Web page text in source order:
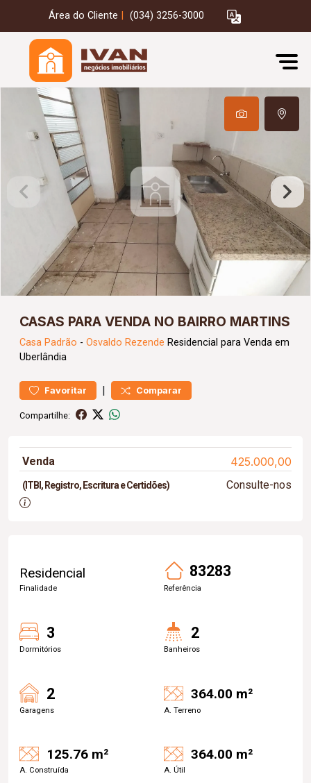
Área do Cliente (034) 3256-3000
CASAS PARA VENDA NO BAIRRO MARTINS
Casa Padrão - Osvaldo Rezende Residencial para Venda em
Uberlândia
Favoritar | Comparar
Compartilhe:
Venda 425.000,00
(ITBI, Registro, Escritura e Certidões) Consulte-nos
Residencial
Finalidade
83283
Referência
3
Dormitórios
2
Banheiros
2
Garagens
364.00 m²
A. Terreno
125.76 m²
A. Construída
364.00 m²
A. Útil